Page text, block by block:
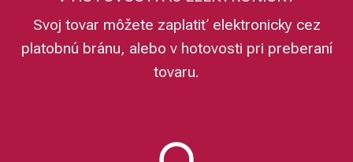
Svoj tovar môžete zaplatiť elektronicky cez
platobnú bránu, alebo v hotovosti pri preberaní
tovaru.